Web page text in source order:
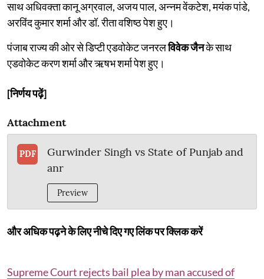
साथ अधिवक्ता कानू अग्रवाल, अजय पाल, अन्नम वेंकटेश, मयंक पांडे,
अरविंद कुमार शर्मा और डॉ. रीता वशिष्ठ पेश हुए।
पंजाब राज्य की ओर से डिप्टी एडवोकेट जनरलविवेक जैनके साथ
एडवोकेट करण शर्मा और ऋषभ शर्मा पेश हुए।
[निर्णय पढ़ें]
Attachment
PDF
Gurwinder Singh vs State of Punjab and
anr
Preview
और अधिक पढ़ने के लिए नीचे दिए गए लिंक पर क्लिक करें
Supreme Court rejects bail plea by man accused of